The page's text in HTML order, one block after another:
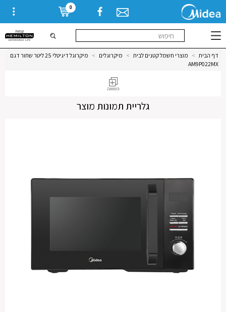
0
דף הבית > מוצרי חשמל קטנים לבית > מיקרוגלים >
מיקרוגל דיגיטלי 25 ליטר שחור דגם
AM9P022MX
גלריית תמונות מוצר